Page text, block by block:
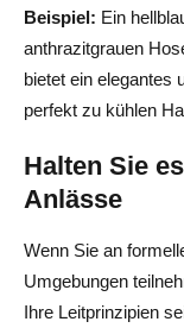
Beispiel: Ein
anthrazitgrauen
bietet ein elegantes
perfekt zu kühlen
Halten Sie
Anlässe
Wenn Sie an
Umgebungen
Ihre Leitprinzipien